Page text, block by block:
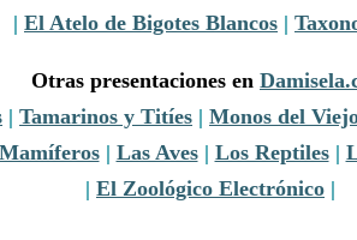
| El Atelo de Bigotes Blancos |
Otras presentaciones en
| Tamarinos y Titíes | Monos del
| Las Aves| Los Reptiles|
| El Zoológico Electrónico |